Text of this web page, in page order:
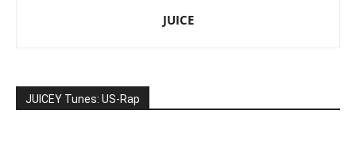
JUICE
JUICEY Tunes: US-Rap